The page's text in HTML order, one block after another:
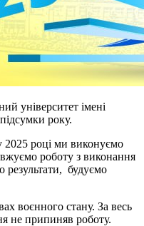
університет імені
року.
році ми виконуємо
роботу з виконання
результати, будуємо
воєнного стану. За весь
не припиняв роботу.